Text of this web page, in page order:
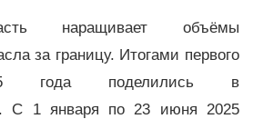
наращивает объёмы
за границу. Итогами первого
года поделились в
С 1 января по 23 июня 2025